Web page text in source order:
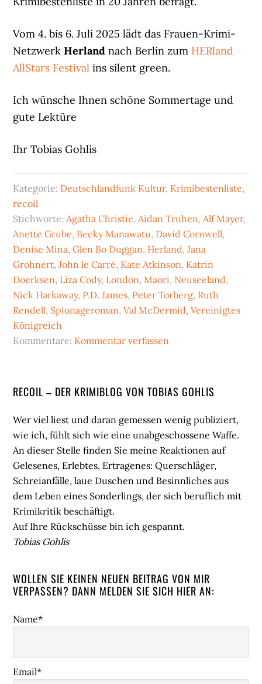
Vom 4. bis 6. Juli 2025 lädt das Frauen-Krimi-
NetzwerkHerlandnach Berlin zum HERland
AllStars Festivalins silent green.
Ich wünsche Ihnen schöne Sommertage und
gute Lektüre
Ihr Tobias Gohlis
Kategorie: Deutschlandfunk Kultur, Krimibestenliste,
recoil
Stichworte: Agatha Christie, Aidan Truhen, Alf Mayer,
Anette Grube, Becky Manawatu, David Cornwell,
Denise Mina,Glen Bo Duggan, Herland,Jana
Grohnert,John le Carré, Kate Atkinson, Katrin
Doerksen, Liza Cody, London, Maori, Neuseeland,
Nick Harkaway, P.D. James, Peter Torberg, Ruth
Rendell, Spionageroman,Val McDermid,Vereinigtes
Königreich
Kommentare: Kommentar verfassen
Seitenspalte
RECOIL – DER KRIMIBLOG VON TOBIAS GOHLIS
Wer viel liest und daran gemessen wenig publiziert,
wie ich, fühlt sich wie eine unabgeschossene Waffe.
An dieser Stelle finden Sie meine Reaktionen auf
Gelesenes, Erlebtes, Ertragenes: Querschläger,
Schreianfälle, laue Duschen und Besinnliches aus
dem Leben eines Sonderlings, der sich beruflich mit
Krimikritik beschäftigt.
Auf Ihre Rückschüsse bin ich gespannt.
Tobias Gohlis
WOLLEN SIE KEINEN NEUEN BEITRAG VON MIR
VERPASSEN? DANN MELDEN SIE SICH HIER AN:
Name*
Email*